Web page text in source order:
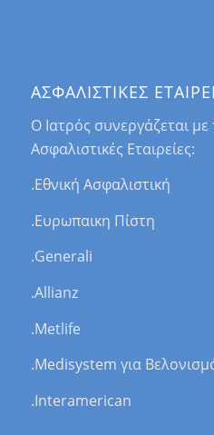
ΑΣΦΑΛΙΣΤΙΚΕΣ
Ο Ιατρός συνεργάζεται
Ασφαλιστικές Εταιρείες:
.Εθνική Ασφαλιστική
.Ευρωπαικη Πίστη
.Generali
.Allianz
.Μetlife
.Μedisystem για
.Interamerican